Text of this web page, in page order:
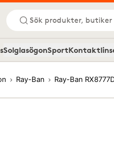
Sök produkter, butiker
SolglasögonSport
Ray-Ban Ray-Ban